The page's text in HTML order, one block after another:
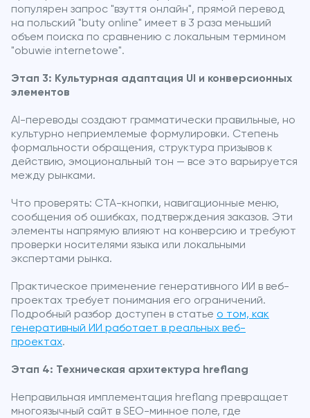
популярен запрос "взуття онлайн", прямой перевод
на польский "buty online" имеет в 3 раза меньший
объем поиска по сравнению с локальным термином
"obuwie internetowe".
Этап 3: Культурная адаптация UI и конверсионных
элементов
AI-переводы создают грамматически правильные, но
культурно неприемлемые формулировки. Степень
формальности обращения, структура призывов к
действию, эмоциональный тон — все это варьируется
между рынками.
Что проверять: CTA-кнопки, навигационные меню,
сообщения об ошибках, подтверждения заказов. Эти
элементы напрямую влияют на конверсию и требуют
проверки носителями языка или локальными
экспертами рынка.
Практическое применение генеративного ИИ в веб-
проектах требует понимания его ограничений.
Подробный разбор доступен в статье о том, как
генеративный ИИ работает в реальных веб-
проектах.
Этап 4: Техническая архитектура hreflang
Неправильная имплементация hreflang превращает
многоязычный сайт в SEO-минное поле, где